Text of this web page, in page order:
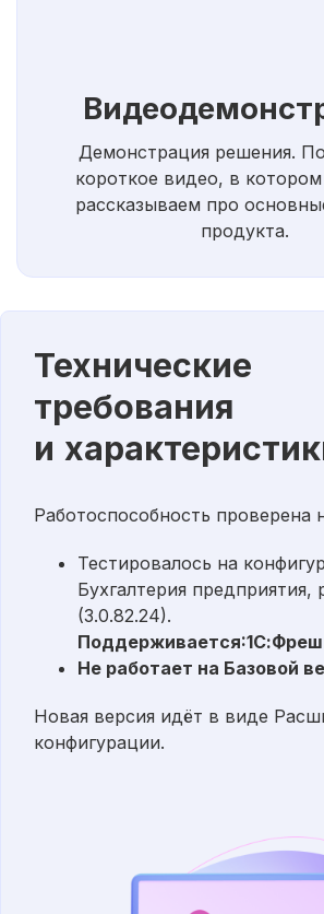
Демонстрация решения.
короткое видео, в
рассказываем про
продукта.
Технические
требования
и
Работоспособность проверена
Тестировалось на
Бухгалтерия предприятия,
(3.0.82.24).
Поддерживается:1С:Фреш
Не работает на Базовой
Новая версия идёт в виде
конфигурации.